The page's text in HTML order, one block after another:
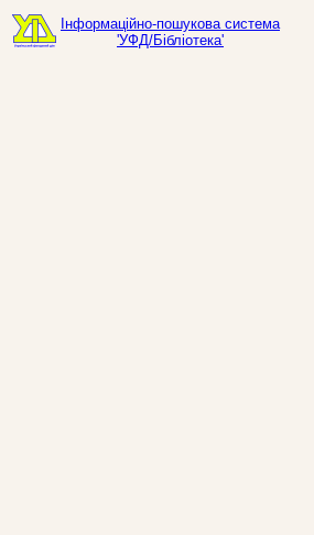
Інформаційно-пошукова система
'УФД/Бібліотека'